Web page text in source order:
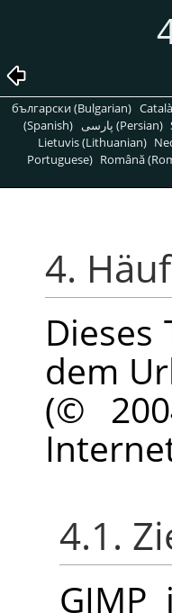
български (Bulgarian)
(Spanish)
پارسی (Persian)
Lietuvis (Lithuanian)
Portuguese) Română
4.
dem
(©
4.1.
GIMP